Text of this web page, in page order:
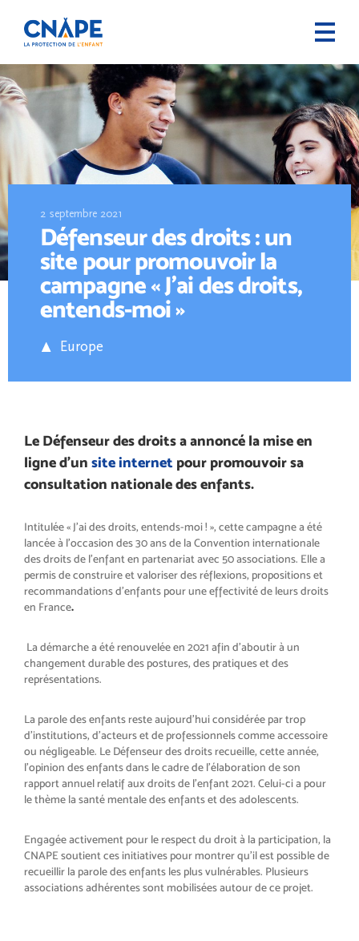
2 septembre 2021
Défenseur des droits : un
site pour promouvoir la
campagne « J’ai des droits,
entends-moi »
Europe
Le Défenseur des droits a annoncé la mise en
ligne d’un site internet pour promouvoir sa
consultation nationale des enfants.
Intitulée « J’ai des droits, entends-moi ! », cette campagne a été
lancée à l’occasion des 30 ans de la Convention internationale
des droits de l’enfant en partenariat avec 50 associations. Elle a
permis de construire et valoriser des réflexions, propositions et
recommandations d’enfants pour une effectivité de leurs droits
en France.
La démarche a été renouvelée en 2021 afin d’aboutir à un
changement durable des postures, des pratiques et des
représentations.
La parole des enfants reste aujourd’hui considérée par trop
d’institutions, d’acteurs et de professionnels comme accessoire
ou négligeable. Le Défenseur des droits recueille, cette année,
l’opinion des enfants dans le cadre de l’élaboration de son
rapport annuel relatif aux droits de l’enfant 2021. Celui-ci a pour
le thème la santé mentale des enfants et des adolescents.
Engagée activement pour le respect du droit à la participation, la
CNAPE soutient ces initiatives pour montrer qu’il est possible de
recueillir la parole des enfants les plus vulnérables. Plusieurs
associations adhérentes sont mobilisées autour de ce projet.